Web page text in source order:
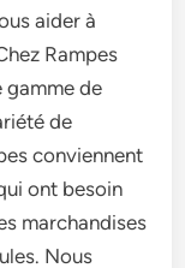
aider à
Rampes
gamme de
de
conviennent
ont besoin
marchandises
Nous